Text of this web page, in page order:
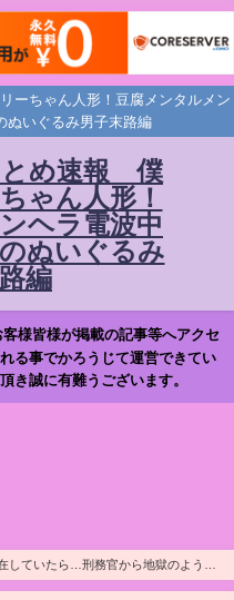
ーちゃん人形！豆腐メンタルメン
ぬいぐるみ男子末路編
とめ速報 僕
ゃん人形！
ヘラ電波中
ぬいぐるみ
編
様皆様が掲載の記事等へアクセ
る事でかろうじて運営できてい
き誠に有難うございます。
していたら…刑務官から地獄のような
い話【死刑執行】